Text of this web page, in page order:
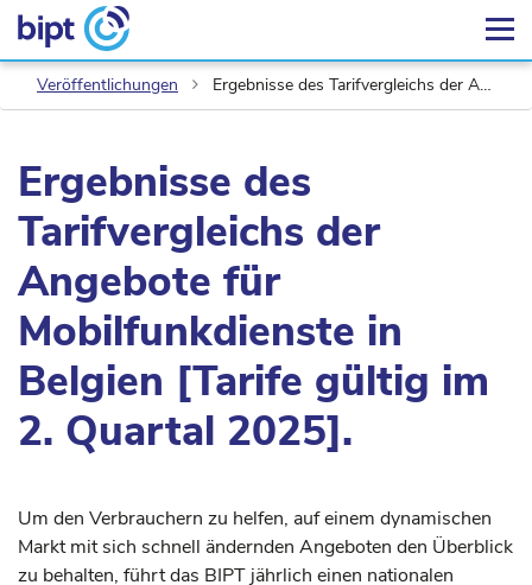
Veröffentlichungen Ergebnisse des Tarifvergleichs der Angebote für Mobilfunkdienste in Belgien [Tarife gültig im 2. Quartal 2025].
Ergebnisse des
Tarifvergleichs der
Angebote für
Mobilfunkdienste in
Belgien [Tarife gültig im
2. Quartal 2025].
Um den Verbrauchern zu helfen, auf einem dynamischen
Markt mit sich schnell ändernden Angeboten den Überblick
zu behalten, führt das BIPT jährlich einen nationalen